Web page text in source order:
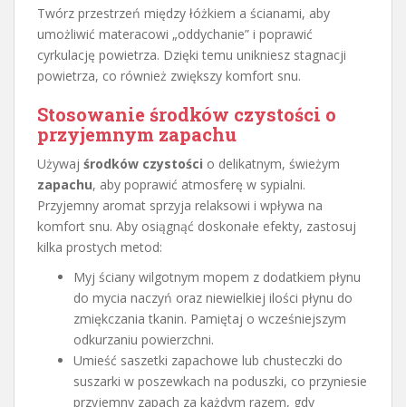
Twórz przestrzeń między łóżkiem a ścianami, aby
umożliwić materacowi „oddychanie” i poprawić
cyrkulację powietrza. Dzięki temu unikniesz stagnacji
powietrza, co również zwiększy komfort snu.
Stosowanie środków czystości o
przyjemnym zapachu
Używaj środków czystości o delikatnym, świeżym
zapachu, aby poprawić atmosferę w sypialni.
Przyjemny aromat sprzyja relaksowi i wpływa na
komfort snu. Aby osiągnąć doskonałe efekty, zastosuj
kilka prostych metod:
Myj ściany wilgotnym mopem z dodatkiem płynu
do mycia naczyń oraz niewielkiej ilości płynu do
zmiękczania tkanin. Pamiętaj o wcześniejszym
odkurzaniu powierzchni.
Umieść saszetki zapachowe lub chusteczki do
suszarki w poszewkach na poduszki, co przyniesie
przyjemny zapach za każdym razem, gdy